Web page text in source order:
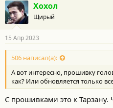
Хохол
Щирый
15 Апр 2023
506 написал(а):
А вот интересно, прошивку
как? Или обновляется только
С прошивками это к Тарзану.